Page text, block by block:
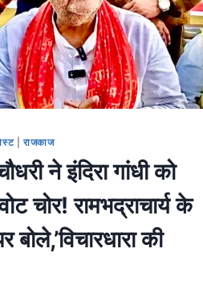
| राजकाज
ने इंदिरा गांधी को
चोर! रामभद्राचार्य के
बोले,’विचारधारा की